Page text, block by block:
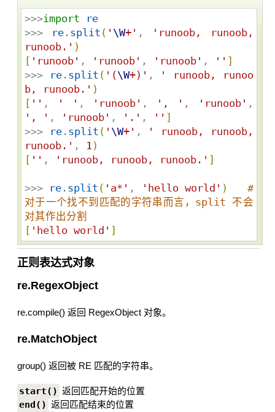
>>>import
re
>>>
re . split ( ' \W+ ' , ' runoob, runoob,
runoob. ' )
[ ' runoob ' , ' runoob ' , ' runoob ' , ' ' ]
>>>
re. split ( ' (\W+) ' , '
runoob, runoo
b, runoob. ' )
[ ' ' , ' ' , ' runoob ' , ' , ' , ' runoob'
' , ' , ' runoob ' , ' . ' , ' ' ]
>>>
re. split ( ' \W+' , '
runoob, runoob,
runoob. ' , 1 )
[ ' ' , ' runoob, runoob, runoob. ' ]
>>> re . split ( ' a* ' , ' hello world ' )
#
对于一个找不到匹配的字符串而言，split 不会
对其作出分割
[ ' hello world ' ]
正则表达式对象
re.RegexObject
re.compile() 返回 RegexObject 对象。
re.MatchObject
group() 返回被 RE 匹配的字符串。
start() 返回匹配开始的位置
end() 返回匹配结束的位置